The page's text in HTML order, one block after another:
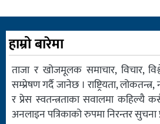
हाम्रो बारेमा
ताजा र खोजमूलक समाचार, विचार,
सम्प्रेषण गर्दै जानेछ । राष्ट्रियता,
र प्रेस स्वतन्त्रताका सवालमा कहिल्यै
अनलाइन पत्रिकाको रुपमा निरन्तर